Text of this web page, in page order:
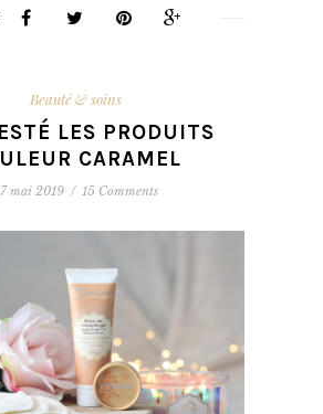
Beauté & soins
LES PRODUITS
CARAMEL
mai 2019 / 15 Comments